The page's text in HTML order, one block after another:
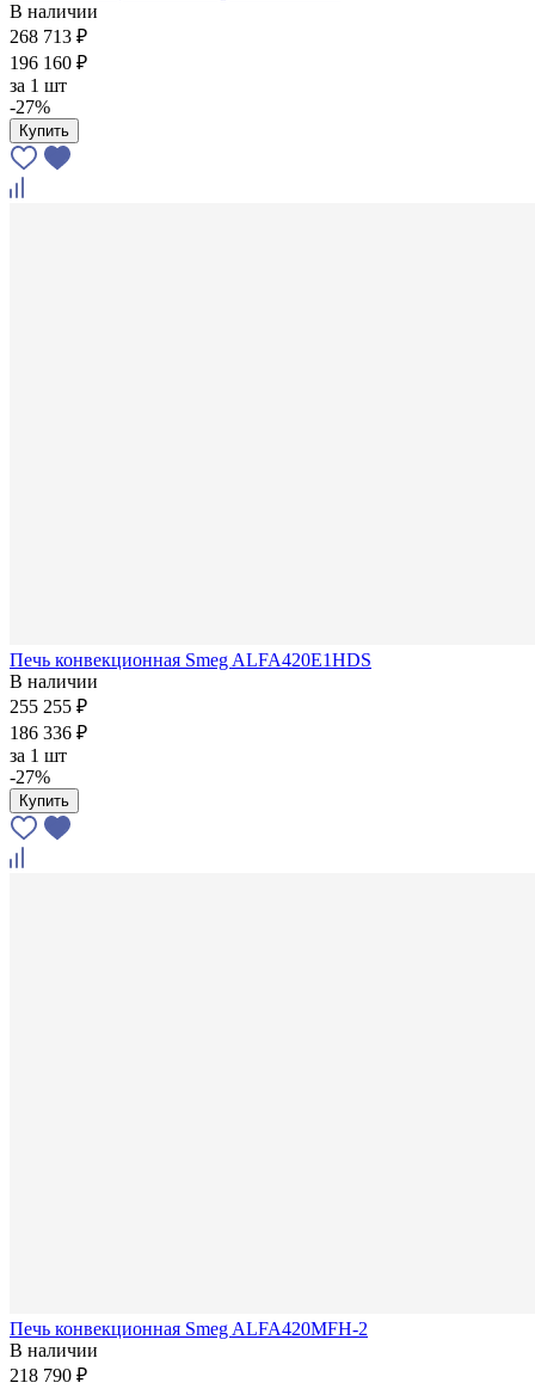
В наличии
268 713 ₽
196 160 ₽
за 1 шт
-27%
Купить
Печь конвекционная Smeg ALFA420E1HDS
В наличии
255 255 ₽
186 336 ₽
за 1 шт
-27%
Купить
Печь конвекционная Smeg ALFA420MFH-2
В наличии
218 790 ₽